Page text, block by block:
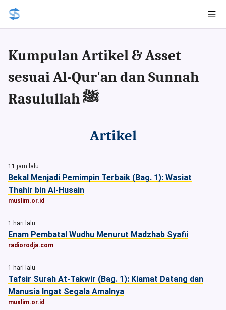
Kumpulan Artikel & Asset
sesuai Al-Qur'an dan Sunnah
Rasulullah ﷺ
Artikel
11 jam lalu
Bekal Menjadi Pemimpin Terbaik (Bag. 1): Wasiat
Thahir bin Al-Husain
muslim.or.id
1 hari lalu
Enam Pembatal Wudhu Menurut Madzhab Syafii
radiorodja.com
1 hari lalu
Tafsir Surah At-Takwir (Bag. 1): Kiamat Datang dan
Manusia Ingat Segala Amalnya
muslim.or.id